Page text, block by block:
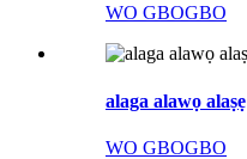
WO GBOGBO
alaga alawọ alaṣẹ
WO GBOGBO